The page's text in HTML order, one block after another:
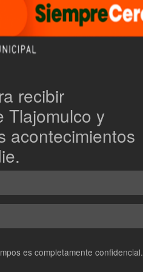
recibir
Tlajomulco y
acontecimientos
es completamente confidencial.